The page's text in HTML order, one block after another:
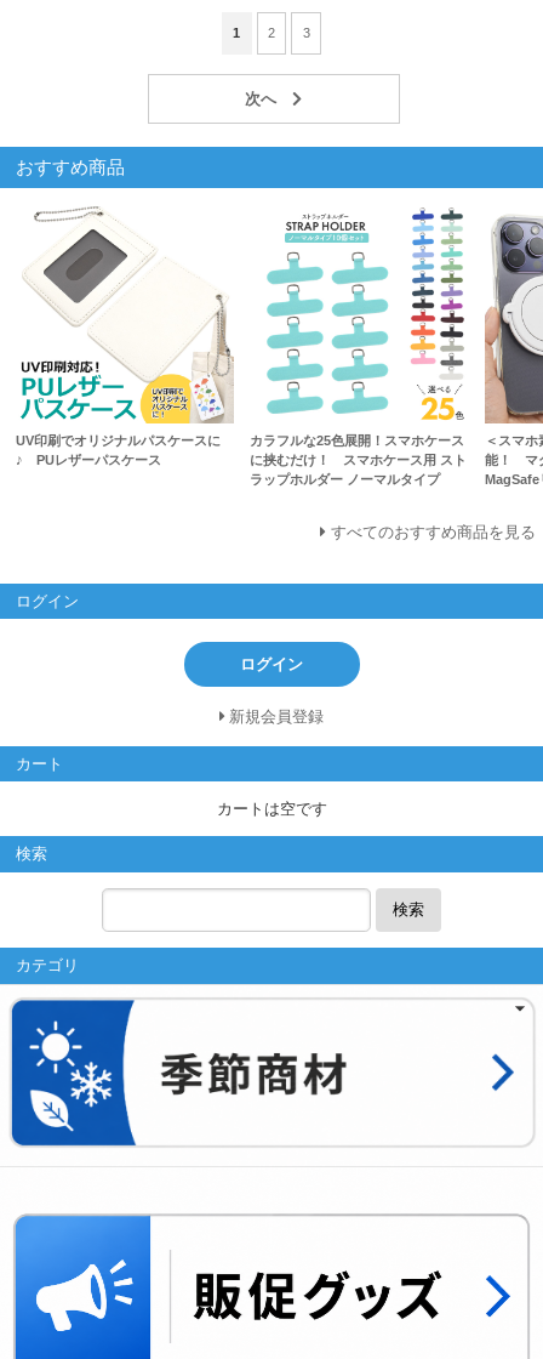
1 2 3
おすすめ商品
UV印刷でオリジナルパスケースに
♪ PUレザーパスケース
カラフルな25色展開！スマホケース
に挟むだけ！ スマホケース用 スト
ラップホルダー ノーマルタイプ
＜スマ
能！ マ
MagSafe
すべてのおすすめ商品を見る
ログイン
ログイン
新規会員登録
カート
カートは空です
検索
検索
カテゴリ